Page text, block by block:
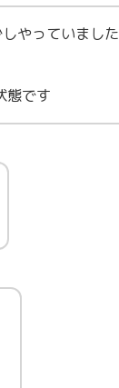
やっていました
態です